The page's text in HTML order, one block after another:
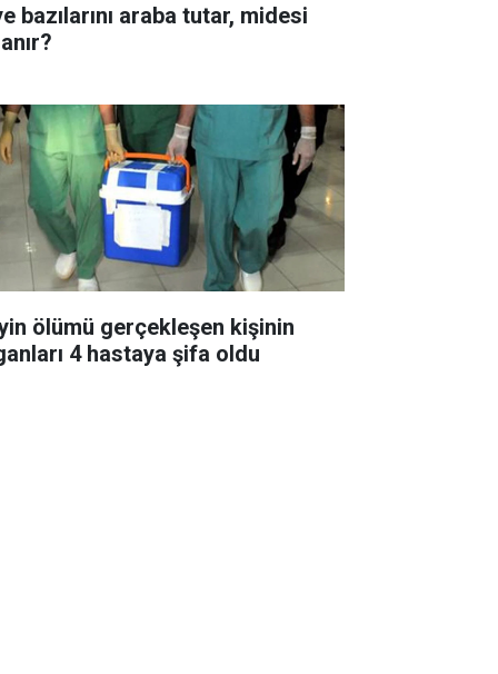
bazılarını araba tutar, midesi
ölümü gerçekleşen kişinin
4 hastaya şifa oldu